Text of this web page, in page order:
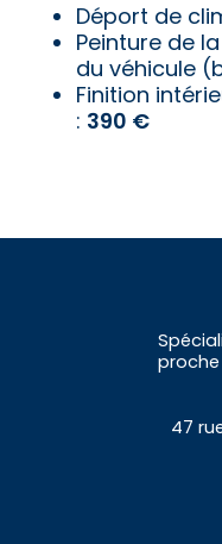
Déport de
Peinture de
du véhicule
Finition
: 390 €
47 rue